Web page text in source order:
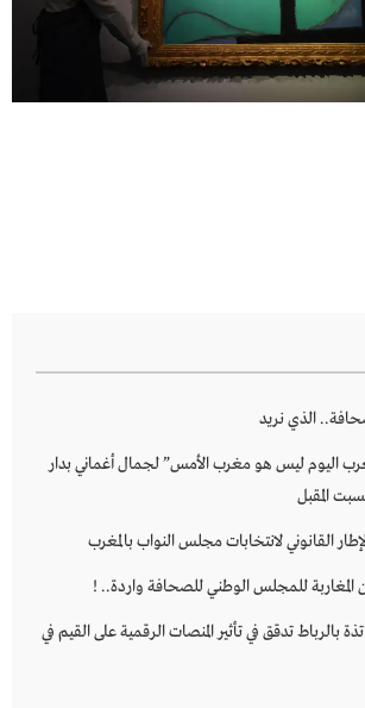
الذي نريد
اليوم ليس هو مغرب الأمس” لجمال أغماني بدار
المقبل
القانوني لانتخابات مجلس النواب بالمغرب
للمجلس الوطني للصحافة واردة.. !
بالرباط تدقق في تأثير المنصات الرقمية على القيم في